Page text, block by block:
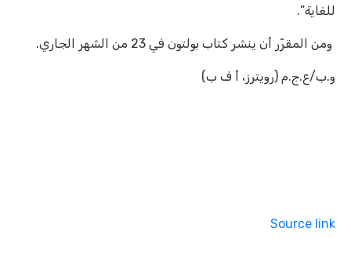
للغاية”.
ومن المقرّر أن ينشر كتاب بولتون في 23 من الشهر الجاري.
و.ب/ع.ج.م (رويترز، أ ف ب)
Source link